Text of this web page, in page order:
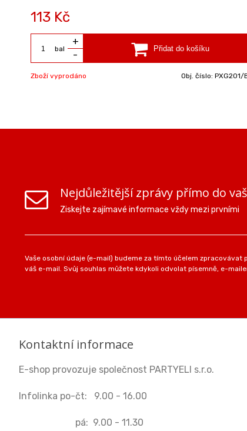
113 Kč
bal
+
-
Zboží vyprodáno Obj. číslo: PXG201/
Nejdůležitější zprávy přímo do
Ziskejte zajímavé informace vždy mezi prvními
Vaše osobní údaje (e-mail) budeme za tímto účelem
váš e-mail. Svůj souhlas můžete kdykoli odvolat písemně, e-
Kontaktní informace
E-shop provozuje společnost PARTYELI s.r.o.
Infolinka po-čt: 9.00 - 16.00
pá: 9.00 - 11.30